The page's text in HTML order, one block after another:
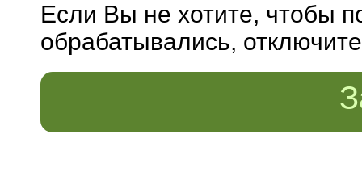
Если Вы не хотите, чтобы
обрабатывались,